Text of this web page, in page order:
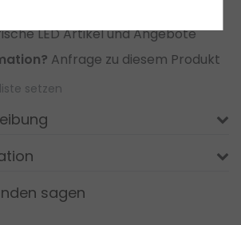
LED Artikel und Angebote
Anfrage zu diesem Produkt
setzen
sagen